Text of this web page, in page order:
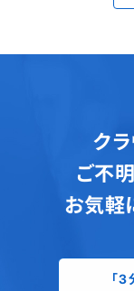
クラ
ご不
お気軽
「